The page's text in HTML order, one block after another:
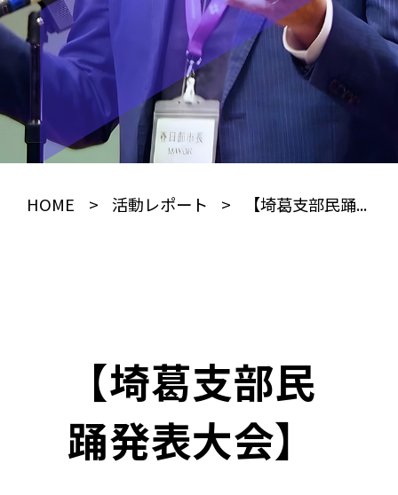
HOME > 活動レポート > 【埼葛支部民踊...
【埼葛支部民
踊発表大会】